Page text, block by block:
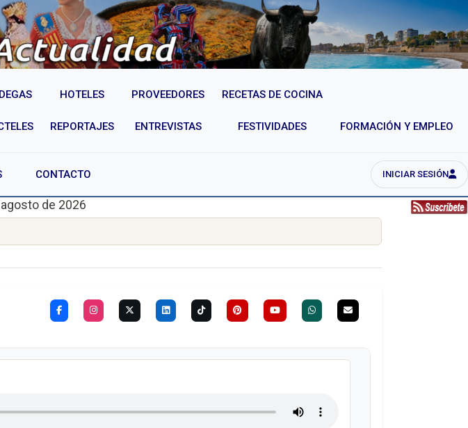
HOTELES PROVEEDORES RECETAS DE COCINA
REPORTAJES ENTREVISTAS FESTIVIDADES FORMACIÓN Y EMPLEO
CONTACTO INICIAR SESIÓN
de 2026